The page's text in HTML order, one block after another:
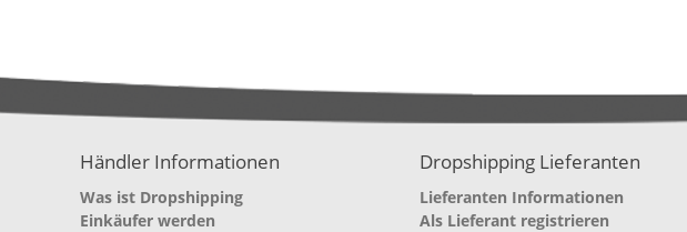
Händler Informationen
Was ist Dropshipping
Einkäufer werden
Dropshipping Lieferanten
Lieferanten Informationen
Als Lieferant registrieren